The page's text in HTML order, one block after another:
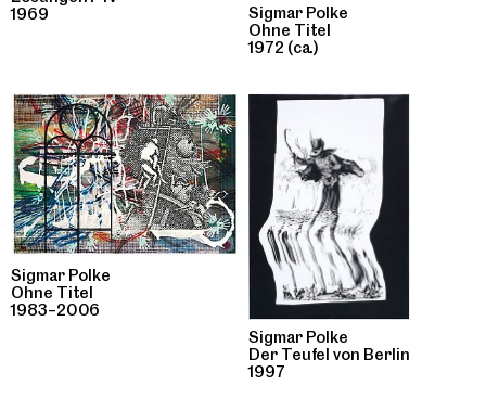
1969
Sigmar Polke
Ohne Titel
1972 (ca.)
Sigmar Polke
Ohne Titel
1983–2006
Sigmar Polke
Der Teufel von Berlin
1997